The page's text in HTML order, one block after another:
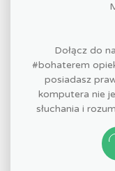
Dołącz do
#bohaterem
posiadasz
komputera nie
słuchania i